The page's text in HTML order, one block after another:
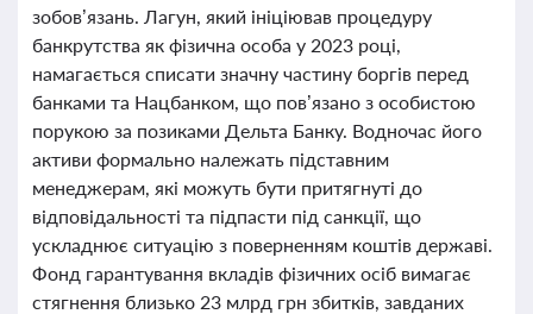
зобов’язань. Лагун, який ініціював процедуру
банкрутства як фізична особа у 2023 році,
намагається списати значну частину боргів перед
банками та Нацбанком, що пов’язано з особистою
порукою за позиками Дельта Банку. Водночас його
активи формально належать підставним
менеджерам, які можуть бути притягнуті до
відповідальності та підпасти під санкції, що
ускладнює ситуацію з поверненням коштів державі.
Фонд гарантування вкладів фізичних осіб вимагає
стягнення близько 23 млрд грн збитків, завданих